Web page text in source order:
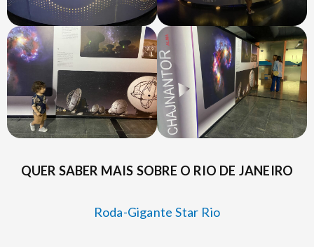
QUER SABER MAIS SOBRE O RIO DE JANEIRO
Roda-Gigante Star Rio